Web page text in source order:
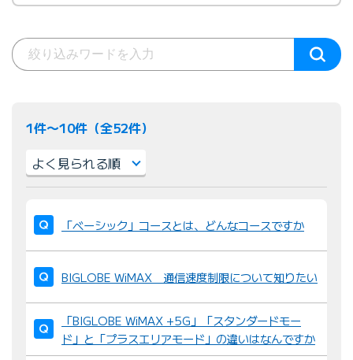
1件〜10件（全52件）
び
替
え
：
「ベーシック」コースとは、どんなコースですか
BIGLOBE WiMAX 通信速度制限について知りたい
「BIGLOBE WiMAX +5G」「スタンダードモー
ド」と「プラスエリアモード」の違いはなんですか